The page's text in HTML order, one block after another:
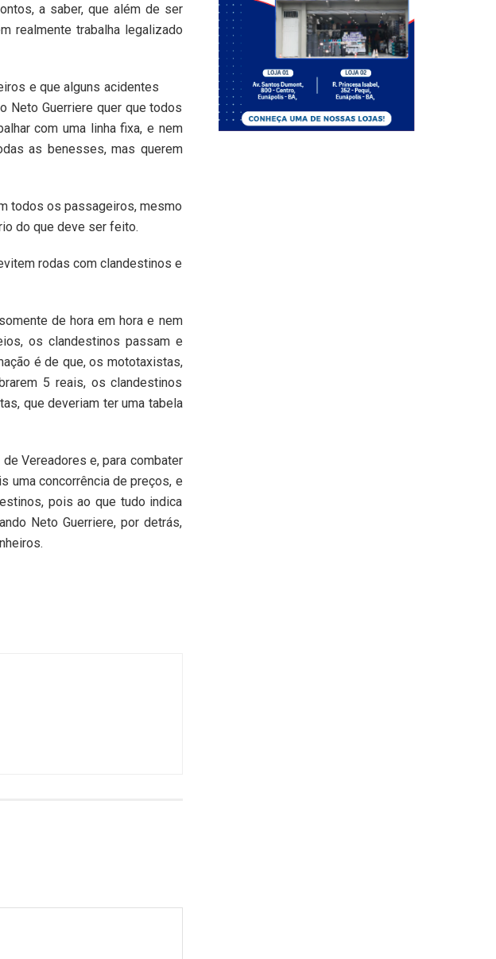
a saber, que além de ser
realmente trabalha legalizado
e que alguns acidentes
Neto Guerriere quer que todos
com uma linha fixa, e nem
as benesses, mas querem
todos os passageiros, mesmo
do que deve ser feito.
rodas com clandestinos e
de hora em hora e nem
os clandestinos passam e
é de que, os mototaxistas,
5 reais, os clandestinos
que deveriam ter uma tabela
Vereadores e, para combater
uma concorrência de preços, e
pois ao que tudo indica
Neto Guerriere, por detrás,